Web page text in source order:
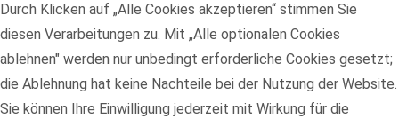
Durch Klicken auf „Alle Cookies akzeptieren“ stimmen Sie
diesen Verarbeitungen zu. Mit „Alle optionalen Cookies
ablehnen" werden nur unbedingt erforderliche Cookies gesetzt;
die Ablehnung hat keine Nachteile bei der Nutzung der Website.
Sie können Ihre Einwilligung jederzeit mit Wirkung für die